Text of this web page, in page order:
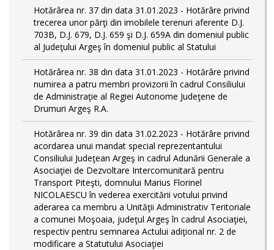
Hotărârea nr. 37 din data 31.01.2023 - Hotărâre privind
trecerea unor părţi din imobilele terenuri aferente D.J.
703B, D.J. 679, D.J. 659 şi D.J. 659A din domeniul public
al Judeţului Argeş în domeniul public al Statului
Hotărârea nr. 38 din data 31.01.2023 - Hotărâre privind
numirea a patru membri provizorii în cadrul Consiliului
de Administraţie al Regiei Autonome Judeţene de
Drumuri Argeş R.A.
Hotărârea nr. 39 din data 31.02.2023 - Hotărâre privind
acordarea unui mandat special reprezentantului
Consiliului Judeţean Argeş in cadrul Adunării Generale a
Asociaţiei de Dezvoltare Intercomunitară pentru
Transport Piteşti, domnului Marius Florinel
NICOLAESCU în vederea exercitării votului privind
aderarea ca membru a Unităţii Administrativ Teritoriale
a comunei Moşoaia, judeţul Argeş în cadrul Asociaţiei,
respectiv pentru semnarea Actului adiţional nr. 2 de
modificare a Statutului Asociaţiei